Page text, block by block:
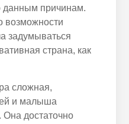
данным причинам.
возможности
задумываться
страна, как
сложная,
и малыша
Она достаточно